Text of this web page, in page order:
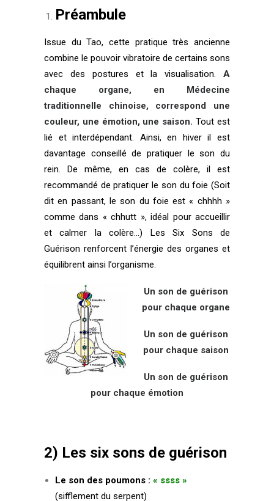
Préambule
Issue du Tao, cette pratique très ancienne
combine le pouvoir vibratoire de certains sons
avec des postures et la visualisation. A
chaque organe, en Médecine
traditionnelle chinoise, correspond une
couleur, une émotion, une saison. Tout est
lié et interdépendant. Ainsi, en hiver il est
davantage conseillé de pratiquer le son du
rein. De même, en cas de colère, il est
recommandé de pratiquer le son du foie (Soit
dit en passant, le son du foie est « chhhh »
comme dans « chhutt », idéal pour accueillir
et calmer la colère…) Les Six Sons de
Guérison renforcent l’énergie des organes et
équilibrent ainsi l’organisme.
Un son de guérison
pour chaque organe
Un son de guérison
pour chaque saison
Un son de guérison
pour chaque émotion
2) Les six sons de guérison
Le son des poumons : « ssss »
(sifflement du serpent)